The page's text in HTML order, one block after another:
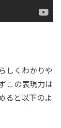
しくわかりや
この表現力は
ると以下のよ